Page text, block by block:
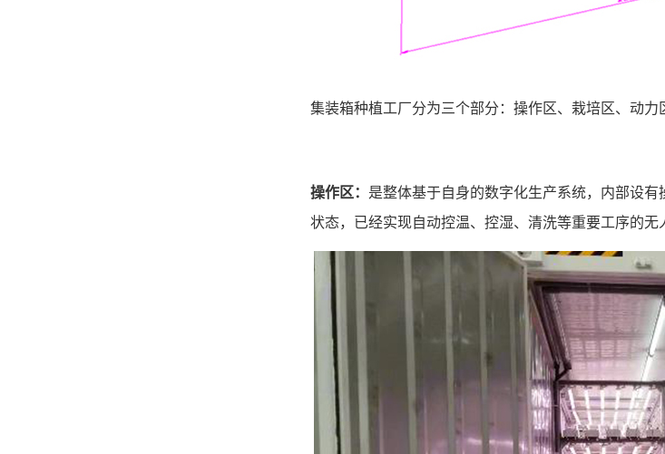
集装箱种植工厂分为三个部分：操作区、栽培区、动力
操作区： 是整体基于自身的数字化生产系统，内部设
状态，已经实现自动控温、控湿、清洗等重要工序的无